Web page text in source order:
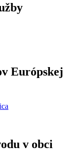
Európskej
v obci